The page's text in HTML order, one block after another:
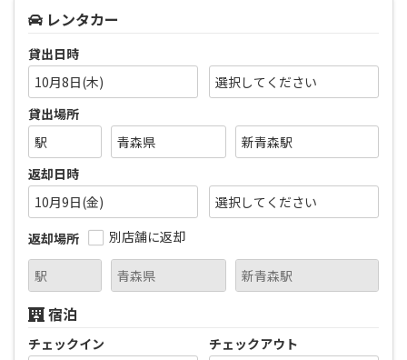
レンタカー
貸出日時
10月8日(木)
貸出場所
返却日時
10月9日(金)
返却場所
別店舗に返却
宿泊
チェックイン
チェックアウト